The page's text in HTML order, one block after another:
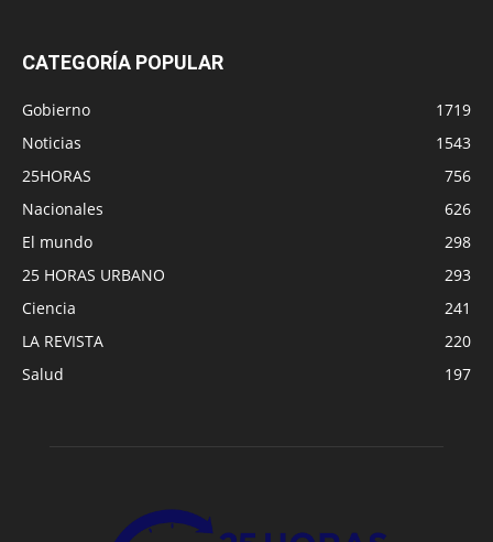
CATEGORÍA POPULAR
Gobierno
1719
Noticias
1543
25HORAS
756
Nacionales
626
El mundo
298
25 HORAS URBANO
293
Ciencia
241
LA REVISTA
220
Salud
197